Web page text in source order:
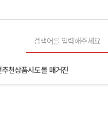
추천상품시도몰 매거진